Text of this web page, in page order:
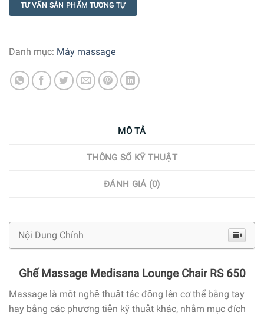
TƯ VẤN SẢN PHẨM TƯƠNG TỰ
Danh mục: Máy massage
MÔ TẢ
THÔNG SỐ KỸ THUẬT
ĐÁNH GIÁ (0)
Nội Dung Chính
Ghế Massage Medisana Lounge Chair RS 650
Massage là một nghệ thuật tác động lên cơ thể bằng tay
hay bằng các phương tiện kỹ thuật khác, nhằm mục đích